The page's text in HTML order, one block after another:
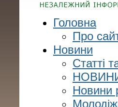
Головна
Про
Новини
Статті
Новини